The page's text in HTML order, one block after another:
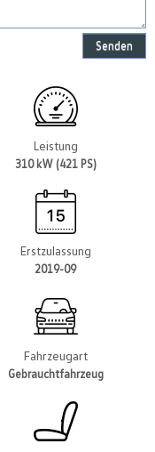
Senden
Leistung
310 kW (421 PS)
Erstzulassung
2019-09
Fahrzeugart
Gebrauchtfahrzeug